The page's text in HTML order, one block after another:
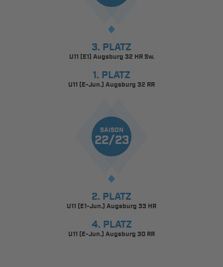
3. PLATZ
U11 (E1) Augsburg 32 HR Sw.
1. PLATZ
U11 (E-Jun.) Augsburg 32 RR
SAISON
22/23
2. PLATZ
U11 (E1-Jun.) Augsburg 33 HR
4. PLATZ
U11 (E-Jun.) Augsburg 30 RR